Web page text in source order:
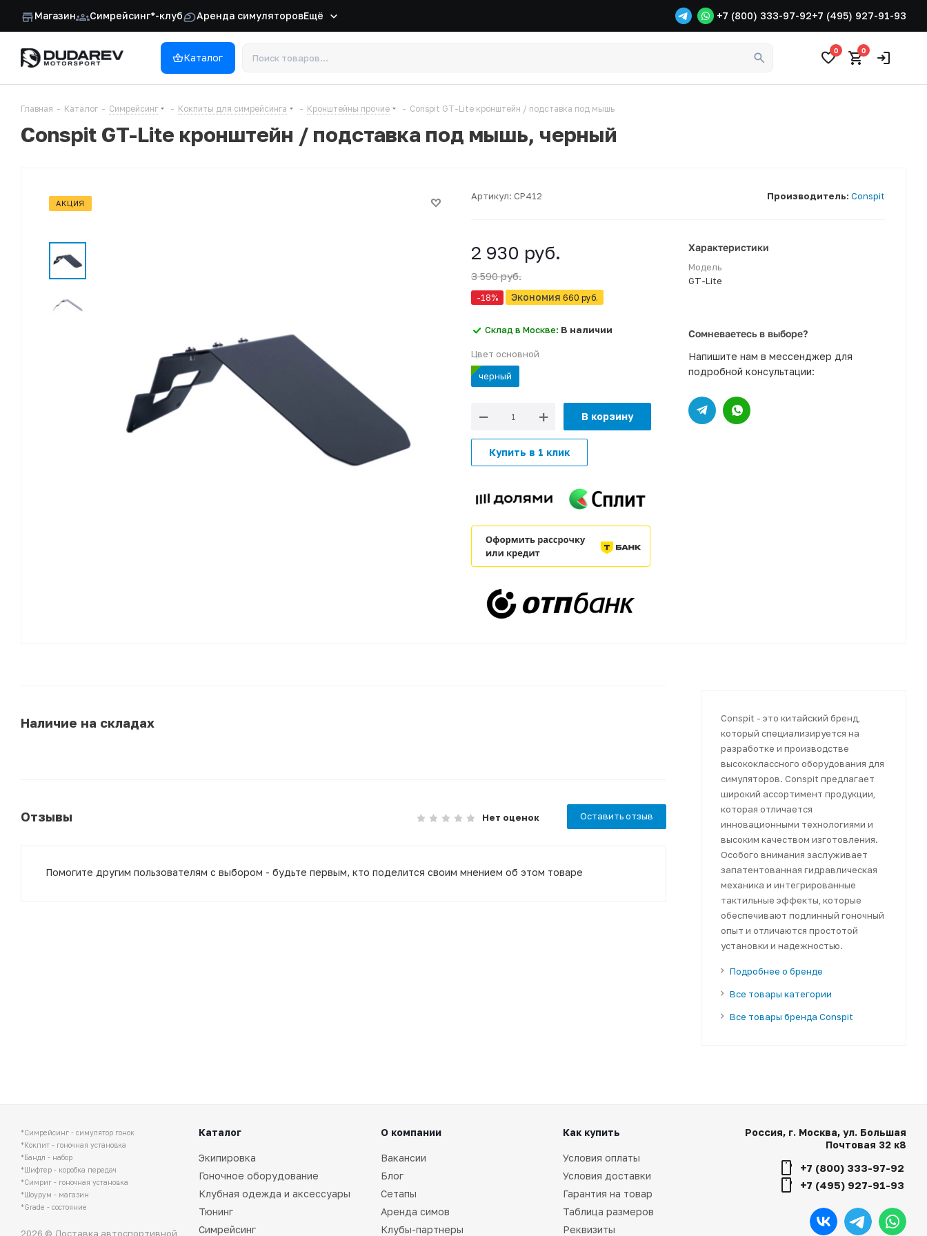
Магазин Симрейсинг*-клуб Аренда симуляторовЕщё +7 (800) 333-97-92+7 (495) 927-91-93
Каталог
0 0
Главная - Каталог - Симрейсинг - Кокпиты для симрейсинга - Кронштейны прочие - Conspit GT-Lite кронштейн / подставка под мышь
Conspit GT-Lite кронштейн / подставка под мышь, черный
АКЦИЯ
Артикул: CP412 Производитель: Conspit
2 930 руб.
3 590 руб.
-18% Экономия 660 руб.
Склад в Москве: В наличии
Цвет основной
черный
В корзину
Купить в 1 клик
Характеристики
Модель
GT-Lite
Сомневаетесь в выборе?
Напишите нам в мессенджер для
подробной консультации:
Наличие на складах
Отзывы Нет оценок Оставить отзыв
Помогите другим пользователям с выбором - будьте первым, кто поделится своим мнением об этом товаре
Conspit - это китайский бренд,
который специализируется на
разработке и производстве
высококлассного оборудования для
симуляторов. Conspit предлагает
широкий ассортимент продукции,
которая отличается
инновационными технологиями и
высоким качеством изготовления.
Особого внимания заслуживает
запатентованная гидравлическая
механика и интегрированные
тактильные эффекты, которые
обеспечивают подлинный гоночный
опыт и отличаются простотой
установки и надежностью.
Подробнее о бренде
Все товары категории
Все товары бренда Conspit
*Симрейсинг - симулятор гонок
*Кокпит - гоночная установка
*Бандл - набор
*Шифтер - коробка передач
*Симриг - гоночная установка
*Шоурум - магазин
*Grade - состояние
2026 © Доставка автоспортивной
Каталог
Экипировка
Гоночное оборудование
Клубная одежда и аксессуары
Тюнинг
Симрейсинг
О компании
Вакансии
Блог
Сетапы
Аренда симов
Клубы-партнеры
Как купить
Условия оплаты
Условия доставки
Гарантия на товар
Таблица размеров
Реквизиты
Россия, г. Москва, ул. Большая
Почтовая 32 к8
+7 (800) 333-97-92
+7 (495) 927-91-93